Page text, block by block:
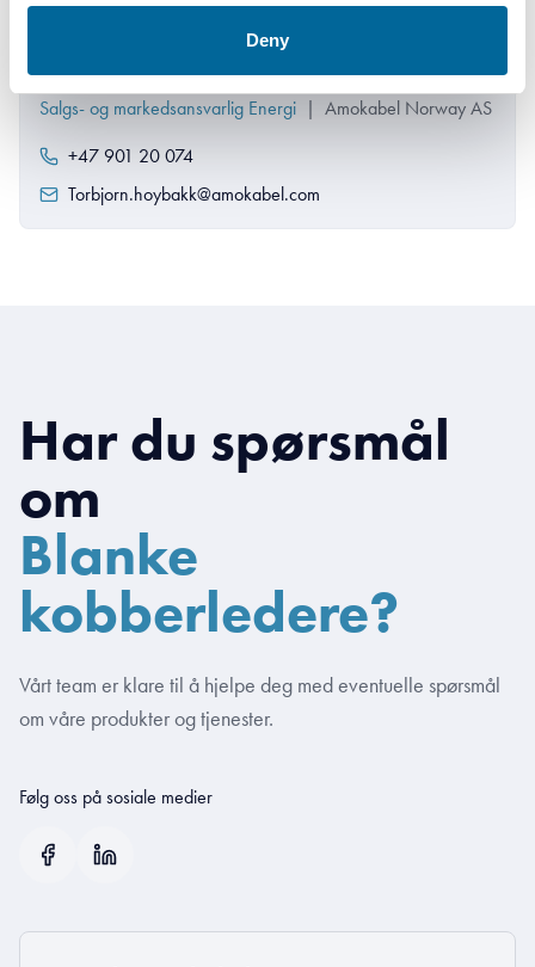
Deny
Torbjørn Høybakk
Salgs- og markedsansvarlig Energi Amokabel Norway AS
+47 901 20 074
Torbjorn.hoybakk@amokabel.com
Har du spørsmål
om
Blanke
kobberledere?
Vårt team er klare til å hjelpe deg med eventuelle spørsmål
om våre produkter og tjenester.
Følg oss på sosiale medier